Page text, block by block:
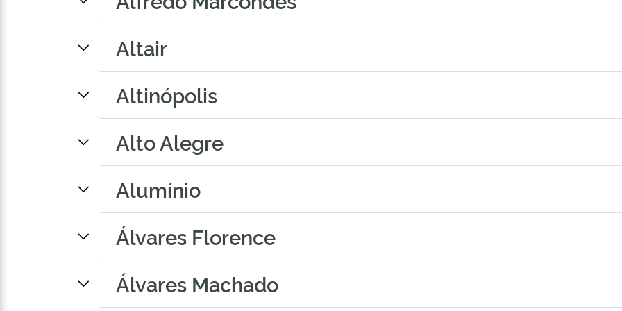
Altair
Altinópolis
Alto Alegre
Alumínio
Álvares Florence
Álvares Machado